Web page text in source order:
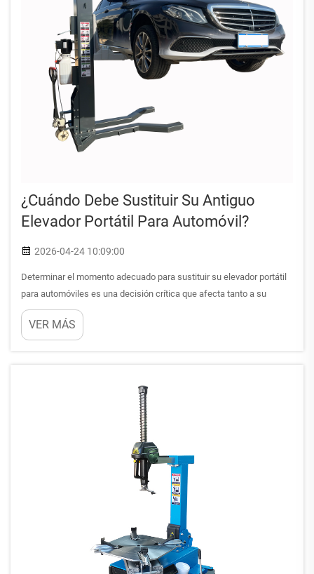
¿Cuándo Debe Sustituir Su Antiguo
Elevador Portátil Para Automóvil?
2026-04-24 10:09:00
Determinar el momento adecuado para sustituir su elevador portátil
para automóviles es una decisión crítica que afecta tanto a su
seguridad como a la eficiencia operativa. Un elevador portátil para
automóviles bien mantenido puede servirle durante muchos años,
VER MÁS